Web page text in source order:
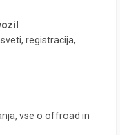
registracija,
vse o offroad in